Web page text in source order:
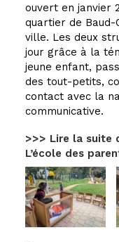
ouvert en janvier
quartier de Baud-
ville. Les deux
jour grâce à la
jeune enfant,
des tout-petits,
contact avec la
communicative.
>>> Lire la suite
L’école des